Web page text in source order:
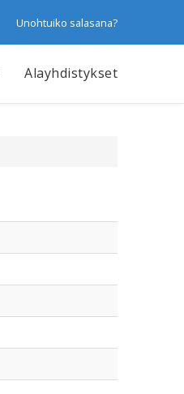
Unohtuiko salasana?
Alayhdistykset